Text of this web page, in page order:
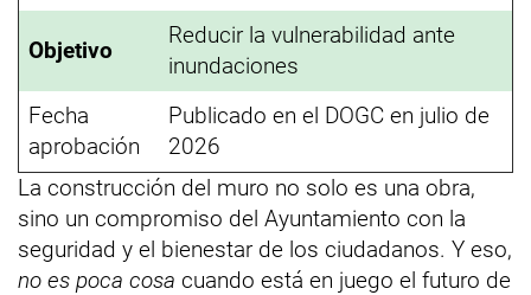
Objetivo
Reducir la vulnerabilidad ante
inundaciones
Fecha
aprobación
Publicado en el DOGC en julio de
2026
La construcción del muro no solo es una obra,
sino un compromiso del Ayuntamiento con la
seguridad y el bienestar de los ciudadanos. Y eso,
no es poca cosa cuando está en juego el futuro de